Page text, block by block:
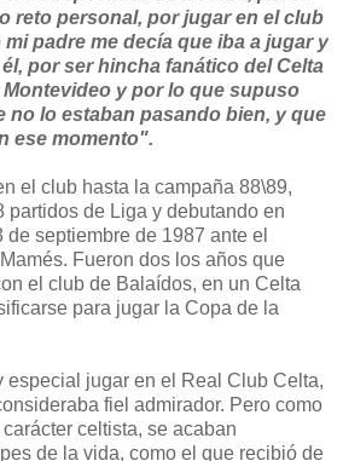
reto personal, por jugar en el club
padre me decía que iba a jugar y
por ser hincha fanático del Celta
y por lo que supuso
no lo estaban pasando bien, y que
ese momento".
el club hasta la campaña 88\89,
partidos de Liga y debutando en
septiembre de 1987 ante el
Fueron dos los años que
el club de Balaídos, en un Celta
para jugar la Copa de la
especial jugar en el Real Club Celta,
fiel admirador. Pero como
celtista, se acaban
de la vida, como el que recibió de